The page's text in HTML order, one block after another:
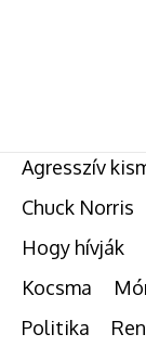
Agresszív
Chuck Norris
Hogy hívják
Kocsma
Politika